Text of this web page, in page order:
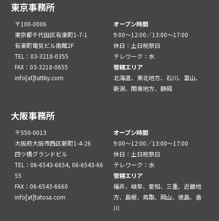
東京事務所
〒100-0006
東京都千代田区有楽町1-7-1
有楽町電気ビル南館2F
TEL：03-3218-0355
FAX：03-3218-0655
info[at]tattky.com
オープン時間
9:00～12:00／13:00～17:00
休日：土日祝祭日
テレワーク：水
管轄エリア
北海道、東北地方、石川、富山、
新潟、関東地方、静岡
大阪事務所
〒550-0013
大阪府大阪市西区新町1-4-26
四ツ橋グランドビル
TEL：06-6543-6654, 06-6543-66
55
FAX：06-6543-6660
info[at]tatosa.com
オープン時間
9:00～12:00／13:00～17:00
休日：土日祝祭日
テレワーク：水
管轄エリア
福井、岐阜、愛知、三重、近畿地
方、島根、鳥取、岡山、徳島、香
川